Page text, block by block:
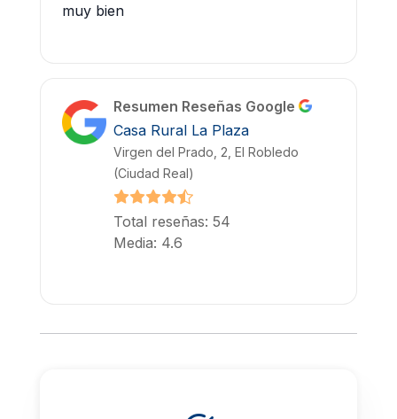
muy bien
Resumen Reseñas Google
Casa Rural La Plaza
Virgen del Prado, 2, El Robledo
(Ciudad Real)
Total reseñas: 54
Media: 4.6